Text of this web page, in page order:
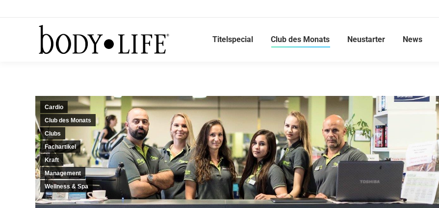
Titelspecial Club des Monats Neustarter News
Cardio
Club des Monats
Clubs
Fachartikel
Kraft
Management
Wellness & Spa